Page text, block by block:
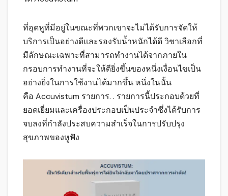
ที่อุดหูที่มีอยู่ในขณะที่พวกเขาจะไม่ได้รับการจัดให้
บริการเป็นอย่างดีและรองรับน้ำหนักได้ดี วิชาเลือกที่
มีลักษณะเฉพาะที่สามารถทำงานได้จากภายใน
กรอบการทำงานที่จะให้ดียิ่งขึ้นของหนึ่งเงื่อนไขเป็น
อย่างยิ่งในการใช้งานได้มากขึ้น หนึ่งในนั้น
คือ Accuvistum รายการ. . รายการนี้ประกอบด้วยที่
ยอดเยี่ยมและเครื่องประกอบเป็นประจำซึ่งได้รับการ
จบลงที่กำลังประสบความสำเร็จในการปรับปรุง
สุขภาพของหูฟัง